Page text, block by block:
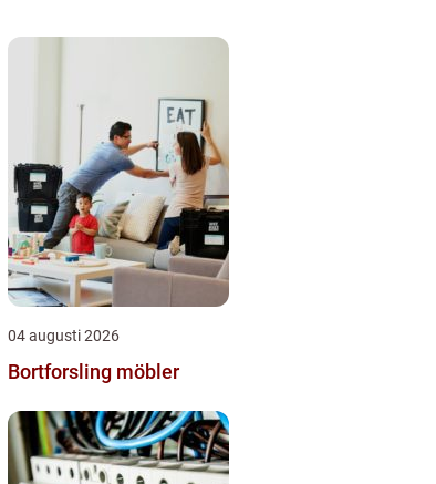
04 augusti 2026
Bortforsling möbler